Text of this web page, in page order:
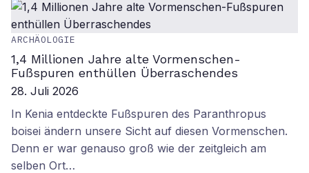
ARCHÄOLOGIE
1,4 Millionen Jahre alte Vormenschen-
Fußspuren enthüllen Überraschendes
28. Juli 2026
In Kenia entdeckte Fußspuren des Paranthropus
boisei ändern unsere Sicht auf diesen Vormenschen.
Denn er war genauso groß wie der zeitgleich am
selben Ort…